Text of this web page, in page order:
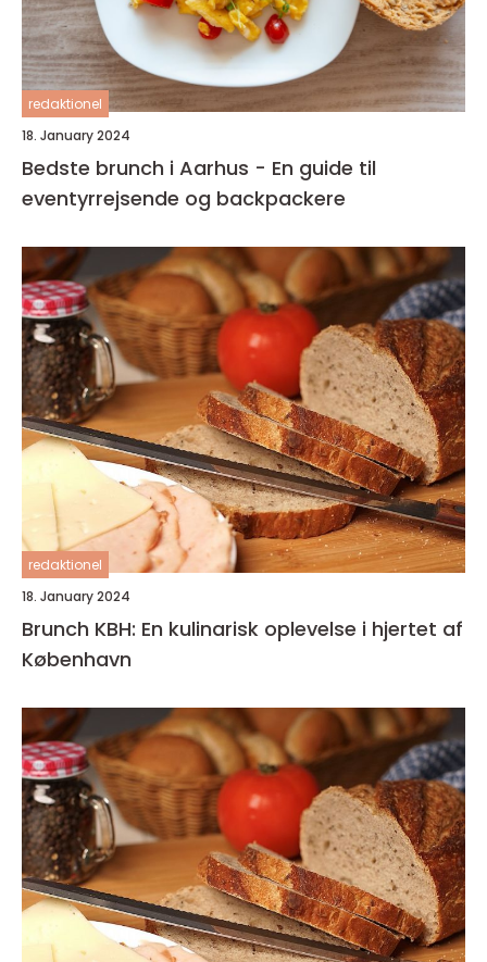
redaktionel
18. January 2024
Bedste brunch i Aarhus - En guide til
eventyrrejsende og backpackere
redaktionel
18. January 2024
Brunch KBH: En kulinarisk oplevelse i hjertet af
København